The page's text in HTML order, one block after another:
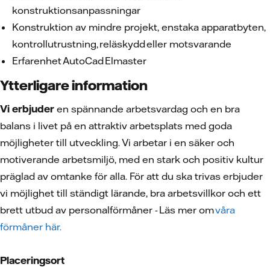
konstruktionsanpassningar
Konstruktion av mindre projekt, enstaka apparatbyten,
kontrollutrustning, reläskydd eller motsvarande
Erfarenhet AutoCad Elmaster
Ytterligare information
Vi erbjuder en spännande arbetsvardag och en bra
balans i livet på en attraktiv arbetsplats med goda
möjligheter till utveckling. Vi arbetar i en säker och
motiverande arbetsmiljö, med en stark och positiv kultur
präglad av omtanke för alla. För att du ska trivas erbjuder
vi möjlighet till ständigt lärande, bra arbetsvillkor och ett
brett utbud av personalförmåner - Läs mer omvåra
förmåner här.
Placeringsort